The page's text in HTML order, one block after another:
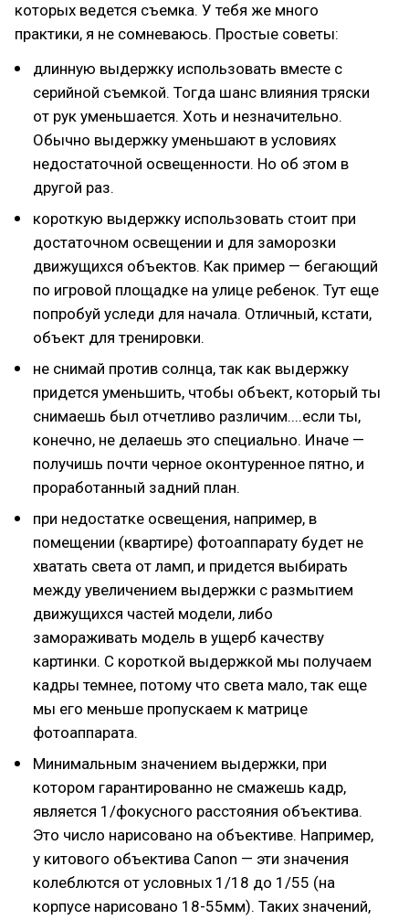
которых ведется съемка. У тебя же много
практики, я не сомневаюсь. Простые советы:
длинную выдержку использовать вместе с
серийной съемкой. Тогда шанс влияния тряски
от рук уменьшается. Хоть и незначительно.
Обычно выдержку уменьшают в условиях
недостаточной освещенности. Но об этом в
другой раз.
короткую выдержку использовать стоит при
достаточном освещении и для заморозки
движущихся объектов. Как пример — бегающий
по игровой площадке на улице ребенок. Тут еще
попробуй уследи для начала. Отличный, кстати,
объект для тренировки.
не снимай против солнца, так как выдержку
придется уменьшить, чтобы объект, который ты
снимаешь был отчетливо различим....если ты,
конечно, не делаешь это специально. Иначе —
получишь почти черное оконтуренное пятно, и
проработанный задний план.
при недостатке освещения, например, в
помещении (квартире) фотоаппарату будет не
хватать света от ламп, и придется выбирать
между увеличением выдержки с размытием
движущихся частей модели, либо
замораживать модель в ущерб качеству
картинки. С короткой выдержкой мы получаем
кадры темнее, потому что света мало, так еще
мы его меньше пропускаем к матрице
фотоаппарата.
Минимальным значением выдержки, при
котором гарантированно не смажешь кадр,
является 1/фокусного расстояния объектива.
Это число нарисовано на объективе. Например,
у китового объектива Canon — эти значения
колеблются от условных 1/18 до 1/55 (на
корпусе нарисовано 18-55мм). Таких значений,